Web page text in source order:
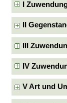
I
II
III
IV
V Art und